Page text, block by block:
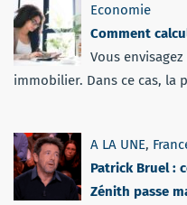
Economie
Comment
Vous
immobilier. Dans ce cas, la
A LA UNE,
Patrick Bruel :
Zénith passe